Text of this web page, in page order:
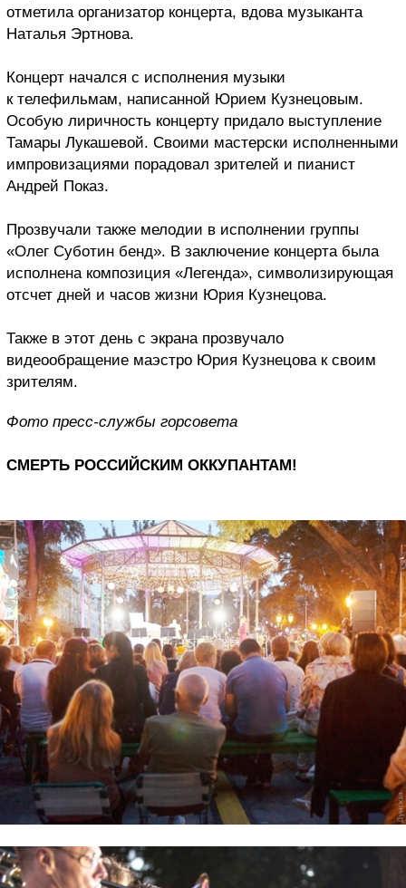
отметила организатор концерта, вдова музыканта
Наталья Эртнова.
Концерт начался с исполнения музыки
к телефильмам, написанной Юрием Кузнецовым.
Особую лиричность концерту придало выступление
Тамары Лукашевой. Своими мастерски исполненными
импровизациями порадовал зрителей и пианист
Андрей Показ.
Прозвучали также мелодии в исполнении группы
«Олег Суботин бенд». В заключение концерта была
исполнена композиция «Легенда», символизирующая
отсчет дней и часов жизни Юрия Кузнецова.
Также в этот день с экрана прозвучало
видеообращение маэстро Юрия Кузнецова к своим
зрителям.
Фото пресс-службы горсовета
СМЕРТЬ РОССИЙСКИМ ОККУПАНТАМ!